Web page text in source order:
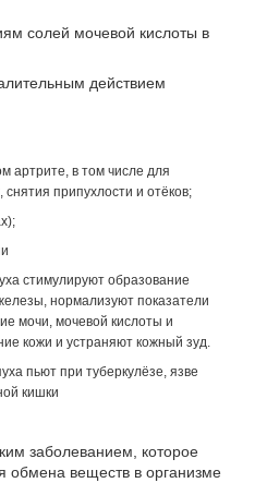
солей мочевой кислоты в
действием
артрите, в том числе для
припухлости и отёков;
стимулируют образование
нормализуют показатели
мочи, мочевой кислоты и
кожи и устраняют кожный зуд.
пьют при туберкулёзе, язве
кишки
заболеванием, которое
обмена веществ в организме